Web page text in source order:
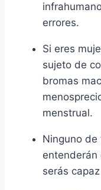
errores.
Si eres
sujeto de
bromas
menstrual.
Ninguno de
entenderán
serás